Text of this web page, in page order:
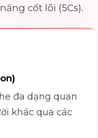
cốt lõi (5Cs).
đa dạng quan
khác qua các